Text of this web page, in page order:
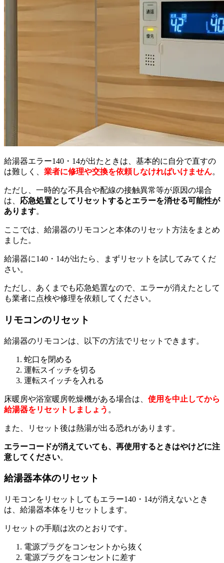
給湯器エラー140・14が出たときは、基本的に自分で直すの
は難しく、 業者に修理や交換を依頼しなければいけません。
ただし、一時的な不具合や配線の接触異常等が原因の場合
は、 応急処置としてリセットするとエラーを消せる可能性が
あります。
ここでは、給湯器のリモコンと本体のリセット方法をまとめ
ました。
給湯器に140・14が出たら、まずリセットを試してみてくだ
さい。
ただし、あくまでも応急処置なので、エラーが消えたとして
も業者に点検や修理を依頼してください。
リモコンのリセット
給湯器のリモコンは、以下の方法でリセットできます。
蛇口を閉める
運転スイッチを切る
運転スイッチを入れる
床暖房や浴室暖房乾燥機がある場合は、 使用を中止してから
給湯器をリセットしましょう 。
また、リセット後は熱湯が出る恐れがあります。
エラーコードが消えていても、再使用するときはやけどに注
意してください。
給湯器本体のリセット
リモコンをリセットしてもエラー140・14が消えないとき
は、給湯器本体をリセットします。
リセットの手順は次のとおりです。
電源プラグをコンセントから抜く
電源プラグをコンセントに差す